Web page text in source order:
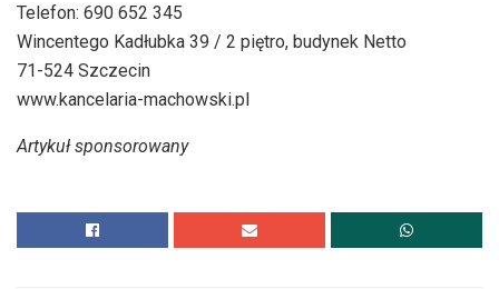
Telefon: 690 652 345
Wincentego Kadłubka 39 / 2 piętro, budynek Netto
71-524 Szczecin
www.kancelaria-machowski.pl
Artykuł sponsorowany